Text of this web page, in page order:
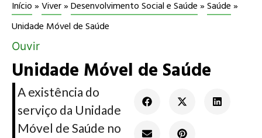
Início»Viver»Desenvolvimento Social e Saúde»Saúde»
Unidade Móvel de Saúde
Ouvir
Unidade Móvel de Saúde
A existência do
serviço da Unidade
Móvel de Saúde no